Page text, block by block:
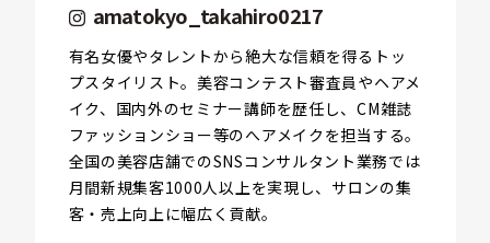
amatokyo_takahiro0217
有名女優やタレントから絶大な信頼を得るトッ
プスタイリスト。美容コンテスト審査員やヘアメ
イク、国内外のセミナー講師を歴任し、CM雑誌
ファッションショー等のへアメイクを担当する。
全国の美容店舗でのSNSコンサルタント業務では
月間新規集客1000人以上を実現し、サロンの集
客・売上向上に幅広く貢献。
パスワード
送信